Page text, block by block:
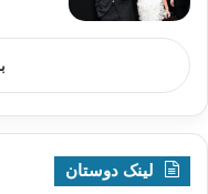
لینک دوستان